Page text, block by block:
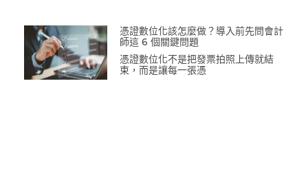
憑證數位化該怎麼做？導入前先問會計
師這 6 個關鍵問題
憑證數位化不是把發票拍照上傳就結
束，而是讓每一張憑